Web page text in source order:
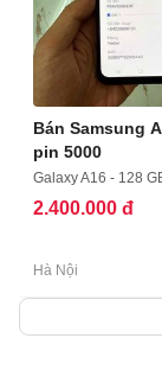
Bán Samsung
pin 5000
Galaxy A16 - 128
2.400.000 đ
Hà Nội